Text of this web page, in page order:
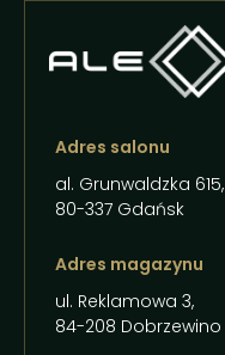
Adres salonu
al. Grunwaldzka 615,
80-337 Gdańsk
Adres magazynu
ul. Reklamowa 3,
84-208 Dobrzewino